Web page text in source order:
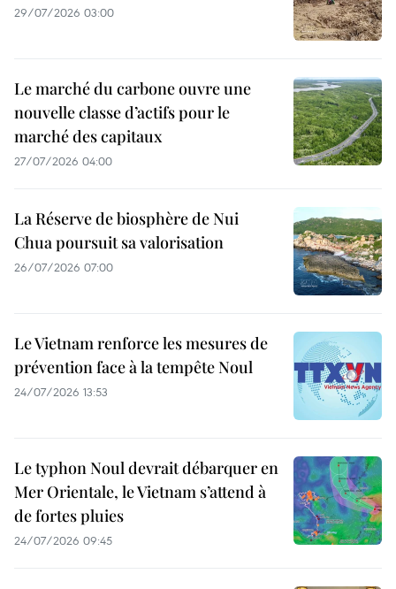
29/07/2026 03:00
Le marché du carbone ouvre une
nouvelle classe d’actifs pour le
marché des capitaux
27/07/2026 04:00
La Réserve de biosphère de Nui
Chua poursuit sa valorisation
26/07/2026 07:00
Le Vietnam renforce les mesures de
prévention face à la tempête Noul
24/07/2026 13:53
Le typhon Noul devrait débarquer en
Mer Orientale, le Vietnam s’attend à
de fortes pluies
24/07/2026 09:45